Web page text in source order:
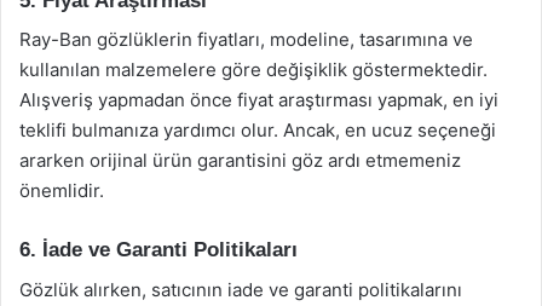
Ray-Ban gözlüklerin fiyatları, modeline, tasarımına ve
kullanılan malzemelere göre değişiklik göstermektedir.
Alışveriş yapmadan önce fiyat araştırması yapmak, en iyi
teklifi bulmanıza yardımcı olur. Ancak, en ucuz seçeneği
ararken orijinal ürün garantisini göz ardı etmemeniz
önemlidir.
6. İade ve Garanti Politikaları
Gözlük alırken, satıcının iade ve garanti politikalarını